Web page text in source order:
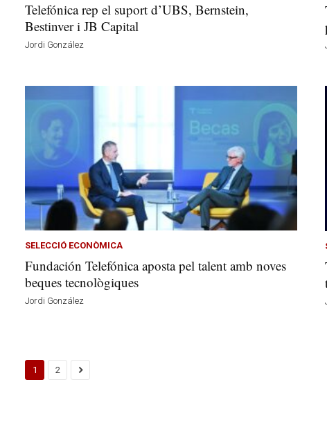
Telefónica rep el suport d’UBS, Bernstein,
Bestinver i JB Capital
Jordi González
SELECCIÓ ECONÒMICA
Fundación Telefónica aposta pel talent amb noves
beques tecnològiques
Jordi González
1 2